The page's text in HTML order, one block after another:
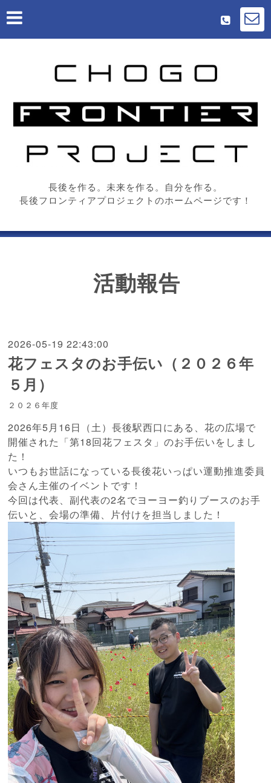
長後を作る。未来を作る。自分を作る。
長後フロンティアプロジェクトのホームページです！
活動報告
2026-05-19 22:43:00
花フェスタのお手伝い（２０２６年
５月）
２０２６年度
2026年5月16日（土）長後駅西口にある、花の広場で
開催された「第18回花フェスタ」のお手伝いをしまし
た！
いつもお世話になっている長後花いっぱい運動推進委員
会さん主催のイベントです！
今回は代表、副代表の2名でヨーヨー釣りブースのお手
伝いと、会場の準備、片付けを担当しました！